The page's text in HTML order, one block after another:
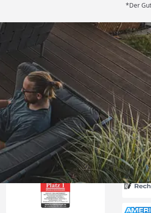
*Der
wurde